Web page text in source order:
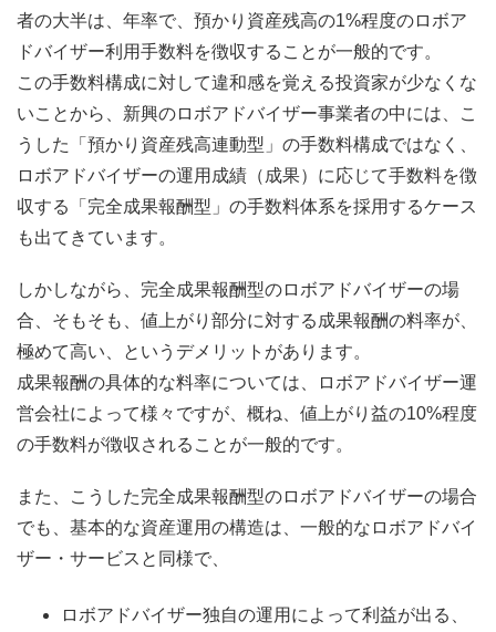
者の大半は、年率で、預かり資産残高の1%程度のロボア
ドバイザー利用手数料を徴収することが一般的です。
この手数料構成に対して違和感を覚える投資家が少なくな
いことから、新興のロボアドバイザー事業者の中には、こ
うした「預かり資産残高連動型」の手数料構成ではなく、
ロボアドバイザーの運用成績（成果）に応じて手数料を徴
収する「完全成果報酬型」の手数料体系を採用するケース
も出てきています。
しかしながら、完全成果報酬型のロボアドバイザーの場
合、そもそも、値上がり部分に対する成果報酬の料率が、
極めて高い、というデメリットがあります。
成果報酬の具体的な料率については、ロボアドバイザー運
営会社によって様々ですが、概ね、値上がり益の10%程度
の手数料が徴収されることが一般的です。
また、こうした完全成果報酬型のロボアドバイザーの場合
でも、基本的な資産運用の構造は、一般的なロボアドバイ
ザー・サービスと同様で、
ロボアドバイザー独自の運用によって利益が出る、